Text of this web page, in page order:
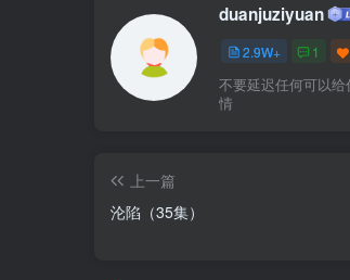
duanjuziyuan
2.9W+ 1
不要延迟任何可以
情
上一篇
沦陷（35集）